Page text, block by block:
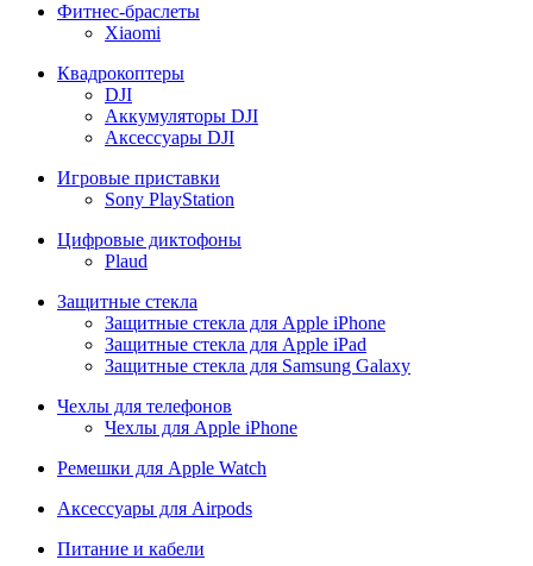
Фитнес-браслеты
Xiaomi
Квадрокоптеры
DJI
Аккумуляторы DJI
Аксессуары DJI
Игровые приставки
Sony PlayStation
Цифровые диктофоны
Plaud
Защитные стекла
Защитные стекла для Apple iPhone
Защитные стекла для Apple iPad
Защитные стекла для Samsung Galaxy
Чехлы для телефонов
Чехлы для Apple iPhone
Ремешки для Apple Watch
Аксессуары для Airpods
Питание и кабели